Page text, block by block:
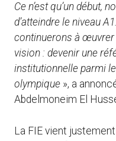
Ce n’est qu’un début,
d’atteindre le niveau
continuerons à
vision : devenir une
institutionnelle parmi
olympique », a
Abdelmoneim El
La FIE vient